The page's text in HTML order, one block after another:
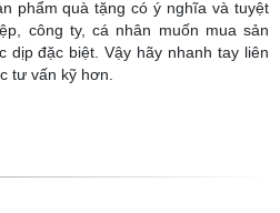
phẩm quà tặng có ý nghĩa và tuyệt
công ty, cá nhân muốn mua sản
dịp đặc biệt. Vậy hãy nhanh tay liên
tư vấn kỹ hơn.